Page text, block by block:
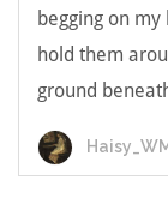
begging on
hold them
ground